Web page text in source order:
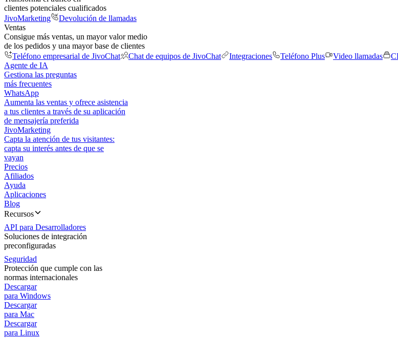
clientes potenciales cualificados
JivoMarketing
Devolución de llamadas
Ventas
Consigue más ventas, un mayor valor medio
de los pedidos y una mayor base de clientes
Teléfono empresarial de JivoChat
Chat de equipos de JivoChat Integraciones Teléfono Plus Video llamadas
Agente de IA
Gestiona las preguntas
más frecuentes
WhatsApp
Aumenta las ventas y ofrece asistencia
a tus clientes a través de su aplicación
de mensajería preferida
JivoMarketing
Capta la atención de tus visitantes:
capta su interés antes de que se
vayan
Precios
Afiliados
Ayuda
Aplicaciones
Blog
Recursos
API para Desarrolladores
Soluciones de integración
preconfiguradas
Seguridad
Protección que cumple con las
normas internacionales
Descargar
para Windows
Descargar
para Mac
Descargar
para Linux